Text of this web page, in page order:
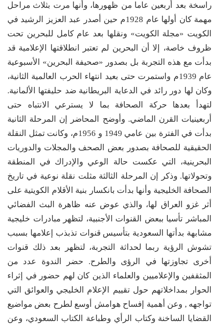
راسخة بعد أربعين عاما من ظهورها، وأنها مرت بثلاث مراحل
مهمة كان أولها عام 1928م حين أصدر عبد العزيز الرشيد في
الكويت «مجلة الكويت» ونقلها بعد عام كامل للبحرين تحت
ظروف خاصة، إلا أن البحرين لم تعتبر انطلاقتها الإعلامية قد
بدأت مع هذه التجربة بل بصدور «صحيفة البحرين» الأسبوعية
عام 1939م واستمرت حتى بعيد انتهاء الحرب العالمية الثانية،
وكان لها دور رائد في الدعاية البريطانية ضد حليفتها الألمانية.
لتهدأ بعدها حركة الصحافة بما لا يسترعي الانتباه حتى
أربعينيات القرن الماضي. وأوضح المحاضر إن المرحلة الثانية
بدأت في الفترة بين عامي 1949 و 1956م، وكانت تمثل النقلة
الحقيقية للصحافة بصدور بعض الصحف والمجلات والدوريات
البحرينية، التي عكست حالة الوعي والإدراك في المنطقة
وتحولاتها. وذكر إن المرحلة الثالثة مثلت نقلة نوعية في تاريخ
الصحافة الخليجية وأنها بدأت بانكسار بنية الأقلام الكويتية على
أثر غزو العراق لها، والذي عوض عنه ظاهرة البث الفضائي
المباشر تأسيا ببعض القنوات الأجنبية، لتظهر مبادرات خليجية
مشابهة بدأتها السعودية بتأسيس قنوات تذبذب إعلامها بسبب
تشوش الرؤية ربما لحداثة التجربة، لتظهر بعد ذلك قنوات
أخرى تجاوزتها في الرؤى والطرح. حضر الندوة عدد من
المثقفين والإعلاميين والعلماء الذين كان لهم حضور في إثراء
الحوار بمداخلاتهم حول تقييم الإعلام الخليجي والعوائق التي
تواجهه , وعن أهمية إفساح هوامش أوسع لطرح بعض مواضيع
القضايا الساخنة وكتاب الرأي وطباعة الكتاب السعودي، وعن